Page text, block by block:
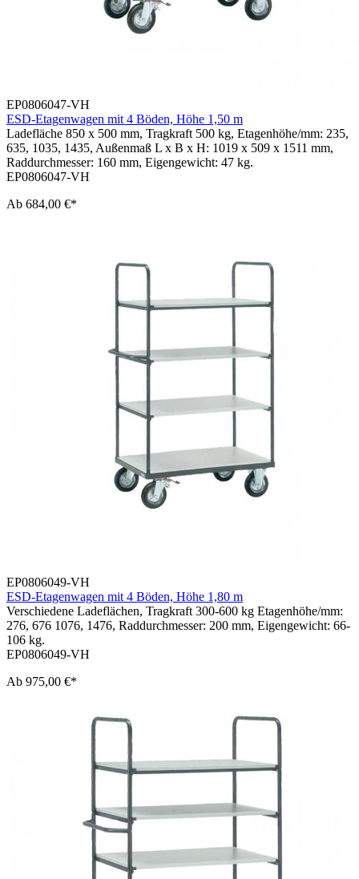
EP0806047-VH
ESD-Etagenwagen mit 4 Böden, Höhe 1,50 m
Ladefläche 850 x 500 mm, Tragkraft 500 kg, Etagenhöhe/mm: 235,
635, 1035, 1435, Außenmaß L x B x H: 1019 x 509 x 1511 mm,
Raddurchmesser: 160 mm, Eigengewicht: 47 kg.
EP0806047-VH
Ab 684,00 €*
EP0806049-VH
ESD-Etagenwagen mit 4 Böden, Höhe 1,80 m
Verschiedene Ladeflächen, Tragkraft 300-600 kg Etagenhöhe/mm:
276, 676 1076, 1476, Raddurchmesser: 200 mm, Eigengewicht: 66-
106 kg.
EP0806049-VH
Ab 975,00 €*